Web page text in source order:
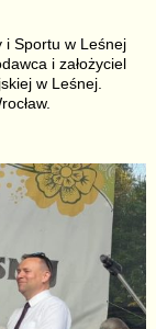
i Sportu w Leśnej
i założyciel
w Leśnej.